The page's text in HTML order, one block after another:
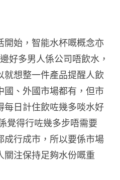
始，智能水杯嘅概念亦
好多男人係公司唔飲水，
想整一件產品提醒人飲
國、外國市場都有，但市
每日計住飲咗幾多啖水好
覺得行咗幾多步唔需要
成行成市，所以要係市場
關注保持足夠水份嘅重